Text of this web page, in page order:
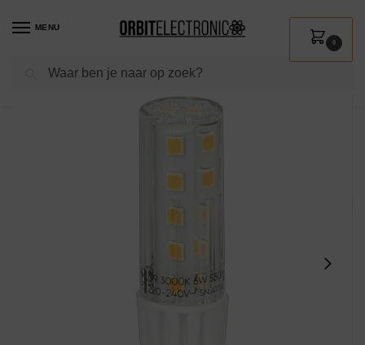
MENU
Zoeken
0
Shop / Verlichting / Lichtbronnen